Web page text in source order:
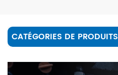
CATÉGORIES DE PRODUITS